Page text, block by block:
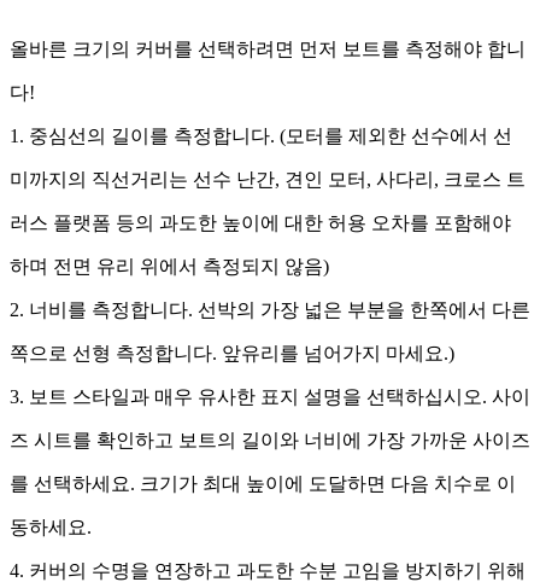
올바른 크기의 커버를 선택하려면 먼저 보트를 측정해야 합니
다!
1. 중심선의 길이를 측정합니다. (모터를 제외한 선수에서 선
미까지의 직선거리는 선수 난간, 견인 모터, 사다리, 크로스 트
러스 플랫폼 등의 과도한 높이에 대한 허용 오차를 포함해야
하며 전면 유리 위에서 측정되지 않음)
2. 너비를 측정합니다. 선박의 가장 넓은 부분을 한쪽에서 다른
쪽으로 선형 측정합니다. 앞유리를 넘어가지 마세요.)
3. 보트 스타일과 매우 유사한 표지 설명을 선택하십시오. 사이
즈 시트를 확인하고 보트의 길이와 너비에 가장 가까운 사이즈
를 선택하세요. 크기가 최대 높이에 도달하면 다음 치수로 이
동하세요.
4. 커버의 수명을 연장하고 과도한 수분 고임을 방지하기 위해